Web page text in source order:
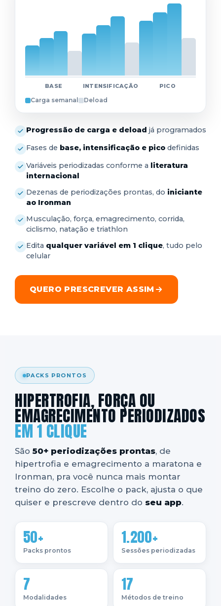
BASE INTENSIFICAÇÃO PICO
Carga semanal Deload
Progressão de carga e deload já programados
Fases de base, intensificação e pico definidas
Variáveis periodizadas conforme a literatura
internacional
Dezenas de periodizações prontas, do iniciante
ao Ironman
Musculação, força, emagrecimento, corrida,
ciclismo, natação e triathlon
Edita qualquer variável em 1 clique, tudo pelo
celular
QUERO PRESCREVER ASSIM
PACKS PRONTOS
HIPERTROFIA, FORÇA OU
EMAGRECIMENTO PERIODIZADOS
EM 1 CLIQUE
São50+ periodizações prontas, de
hipertrofia e emagrecimento a maratona e
Ironman, pra você nunca mais montar
treino do zero. Escolhe o pack, ajusta o que
quiser e prescreve dentro do seu app.
50+
Packs prontos
1.200+
Sessões periodizadas
7
Modalidades
17
Métodos de treino